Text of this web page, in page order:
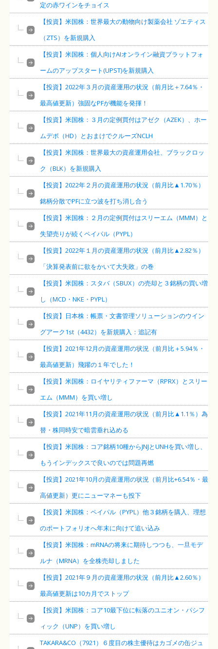
定の赤ワインをチョイス
【投資】米国株：世界最大の動物向け製薬会社 ゾエティス
（ZTS）を新規購入
【投資】米国株：個人向けAIオンライン融資プラットフォ
ームのアップスタート(UPST)を新規購入
【投資】2022年３月の資産運用の状況（前月比＋7.64％・
最高値更新）強固なPFが機能を発揮！
【投資】米国株：３月の定例買付はアゼク（AZEK）、ホー
ムデポ（HD）とおまけでクルーズNCLH
【投資】米国株：世界最大の資産運用会社、ブラックロッ
ク（BLK）を新規購入
【投資】2022年２月の資産運用の状況（前月比▲1.70％）
銘柄分散でPFに立つ波を打ち消し合う
【投資】米国株：２月の定例買付はスリーエム（MMM）と
失望売りが続くペイパル（PYPL）
【投資】2022年１月の資産運用の状況（前月比▲2.82％）
「決算発表前に欲をかいて大失敗」の巻
【投資】米国株：スタバ（SBUX）の売却と３銘柄の買い増
し（MCD・NKE・PYPL）
【投資】日本株：帳票・文書管理ソリューションのウイン
グアーク1st（4432）を新規購入：追記有
【投資】2021年12月の資産運用の状況（前月比＋5.94％・
最高値更新）飛躍の１年でした！
【投資】米国株：ロイヤリティファーマ（RPRX）とスリー
エム（MMM）を買い増し
【投資】2021年11月の資産運用の状況（前月比▲1.1％）為
替・株同時安で暗雲垂れ込める
【投資】米国株：コア銘柄10種からJNJとUNHを買い増し、
もうインデックスで良いのでは問題再燃
【投資】2021年10月の資産運用の状況（前月比+6.54％・最
高値更新）更にニューマネーも投下
【投資】米国株：ペイパル（PYPL）他３銘柄を購入、理想
のポートフォリオへ年末に向けて追い込み
【投資】米国株：mRNAの将来に期待しつつも、一旦モデ
ルナ（MRNA）を全株売却しました
【投資】2021年９月の資産運用の状況（前月比▲2.60％）
最高値更新は10カ月でストップ
【投資】米国株：コア10最下位に転落のユニオン・パシフ
ィック（UNP）を買い増し
TAKARA&CO（7921）６度目の株主優待はカゴメの缶ジュ